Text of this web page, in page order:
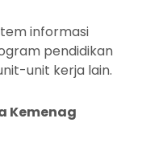
informasi
pendidikan
unit kerja lain.
Kemenag